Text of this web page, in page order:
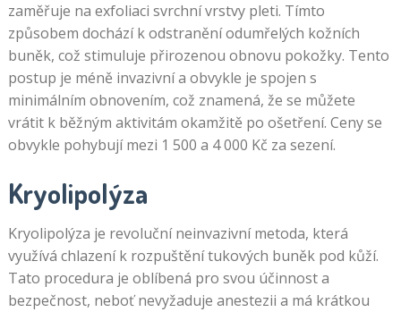
zaměřuje na exfoliaci svrchní vrstvy pleti. Tímto
způsobem dochází k odstranění odumřelých kožních
buněk, což stimuluje přirozenou obnovu pokožky. Tento
postup je méně invazivní a obvykle je spojen s
minimálním obnovením, což znamená, že se můžete
vrátit k běžným aktivitám okamžitě po ošetření. Ceny se
obvykle pohybují mezi 1 500 a 4 000 Kč za sezení.
Kryolipolýza
Kryolipolýza je revoluční neinvazivní metoda, která
využívá chlazení k rozpuštění tukových buněk pod kůží.
Tato procedura je oblíbená pro svou účinnost a
bezpečnost, neboť nevyžaduje anestezii a má krátkou